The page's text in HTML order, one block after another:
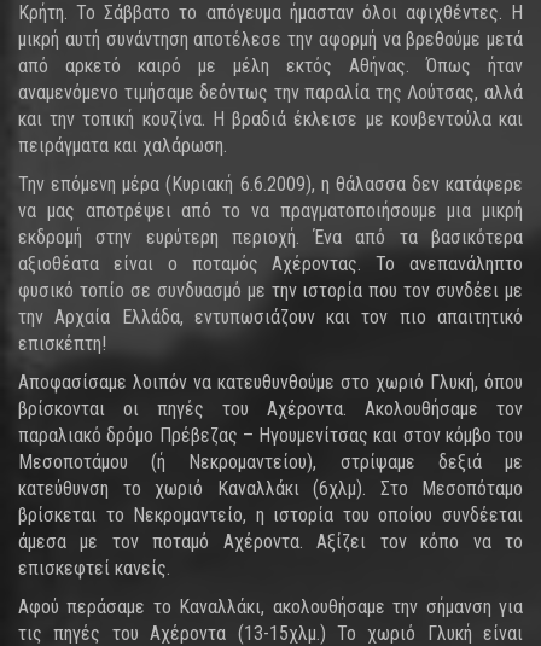
Κρήτη. Το Σάββατο το απόγευμα ήμασταν όλοι αφιχθέντες. Η
μικρή αυτή συνάντηση αποτέλεσε την αφορμή να βρεθούμε μετά
από αρκετό καιρό με μέλη εκτός Αθήνας. Όπως ήταν
αναμενόμενο τιμήσαμε δεόντως την παραλία της Λούτσας, αλλά
και την τοπική κουζίνα. Η βραδιά έκλεισε με κουβεντούλα και
πειράγματα και χαλάρωση.
Την επόμενη μέρα (Κυριακή 6.6.2009), η θάλασσα δεν κατάφερε
να μας αποτρέψει από το να πραγματοποιήσουμε μια μικρή
εκδρομή στην ευρύτερη περιοχή. Ένα από τα βασικότερα
αξιοθέατα είναι ο ποταμός Αχέροντας. Το ανεπανάληπτο
φυσικό τοπίο σε συνδυασμό με την ιστορία που τον συνδέει με
την Αρχαία Ελλάδα, εντυπωσιάζουν και τον πιο απαιτητικό
επισκέπτη!
Αποφασίσαμε λοιπόν να κατευθυνθούμε στο χωριό Γλυκή, όπου
βρίσκονται οι πηγές του Αχέροντα. Ακολουθήσαμε τον
παραλιακό δρόμο Πρέβεζας – Ηγουμενίτσας και στον κόμβο του
Μεσοποτάμου (ή Νεκρομαντείου), στρίψαμε δεξιά με
κατεύθυνση το χωριό Καναλλάκι (6χλμ). Στο Μεσοπόταμο
βρίσκεται το Νεκρομαντείο, η ιστορία του οποίου συνδέεται
άμεσα με τον ποταμό Αχέροντα. Αξίζει τον κόπο να το
επισκεφτεί κανείς.
Αφού περάσαμε το Καναλλάκι, ακολουθήσαμε την σήμανση για
τις πηγές του Αχέροντα (13-15χλμ.) Το χωριό Γλυκή είναι